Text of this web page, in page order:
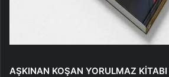
AŞKINAN KOŞAN YORULMAZ KİTABI